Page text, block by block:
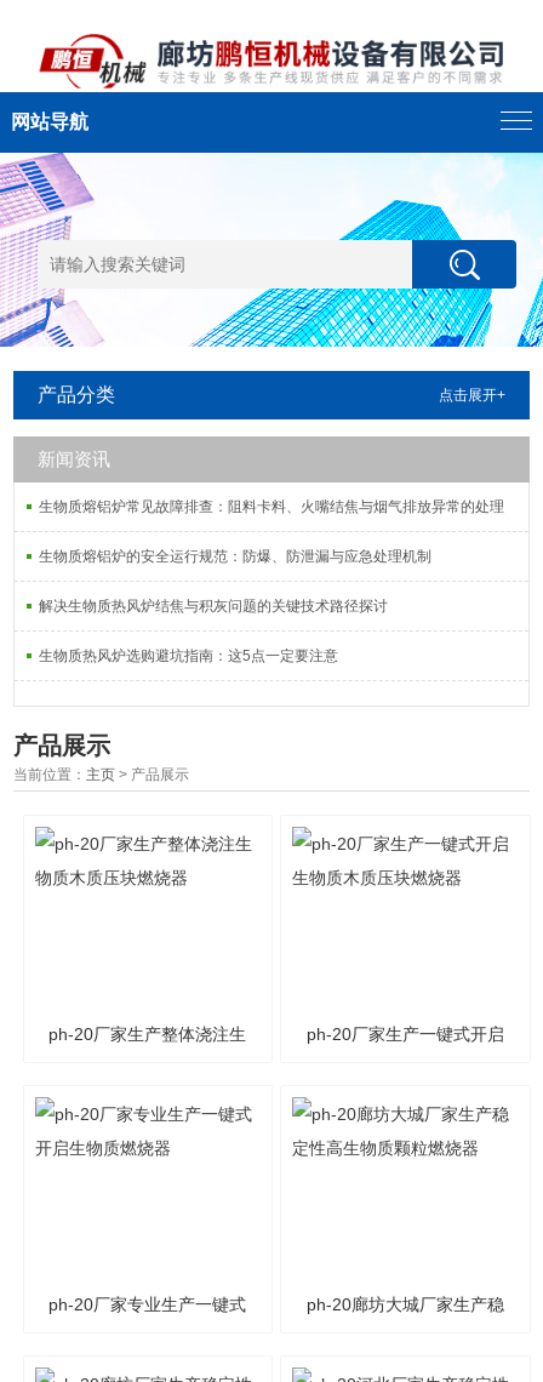
网站导航
产品分类 点击展开+
新闻资讯
生物质熔铝炉常见故障排查：阻料卡料、火嘴结焦与烟气排放异常的处理
生物质熔铝炉的安全运行规范：防爆、防泄漏与应急处理机制
解决生物质热风炉结焦与积灰问题的关键技术路径探讨
生物质热风炉选购避坑指南：这5点一定要注意
产品展示
当前位置： 主页 > 产品展示
ph-20厂家生产整体浇注生 ph-20厂家生产一键式开启
ph-20厂家专业生产一键式 ph-20廊坊大城厂家生产稳